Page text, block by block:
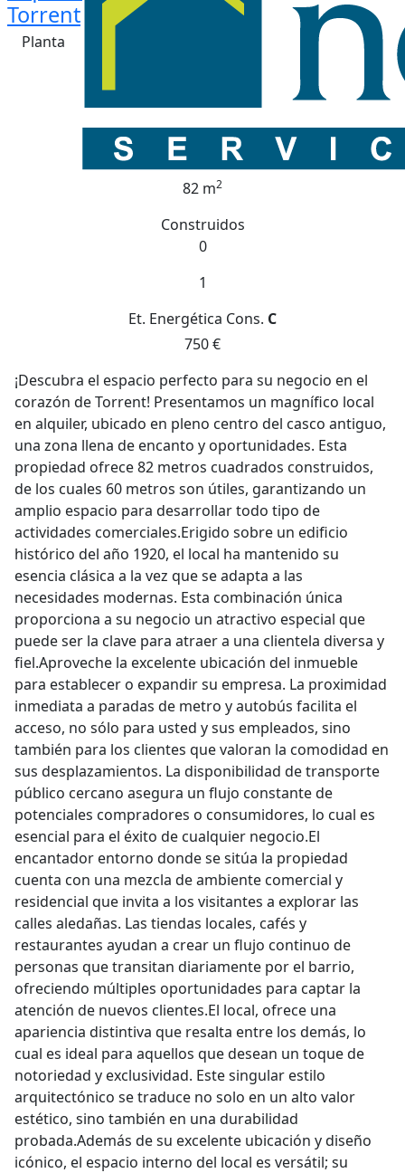
Torrent
Planta
82 m2
Construidos
0
1
Et. Energética Cons. C
750 €
¡Descubra el espacio perfecto para su negocio en el
corazón de Torrent! Presentamos un magnífico local
en alquiler, ubicado en pleno centro del casco antiguo,
una zona llena de encanto y oportunidades. Esta
propiedad ofrece 82 metros cuadrados construidos,
de los cuales 60 metros son útiles, garantizando un
amplio espacio para desarrollar todo tipo de
actividades comerciales.Erigido sobre un edificio
histórico del año 1920, el local ha mantenido su
esencia clásica a la vez que se adapta a las
necesidades modernas. Esta combinación única
proporciona a su negocio un atractivo especial que
puede ser la clave para atraer a una clientela diversa y
fiel.Aproveche la excelente ubicación del inmueble
para establecer o expandir su empresa. La proximidad
inmediata a paradas de metro y autobús facilita el
acceso, no sólo para usted y sus empleados, sino
también para los clientes que valoran la comodidad en
sus desplazamientos. La disponibilidad de transporte
público cercano asegura un flujo constante de
potenciales compradores o consumidores, lo cual es
esencial para el éxito de cualquier negocio.El
encantador entorno donde se sitúa la propiedad
cuenta con una mezcla de ambiente comercial y
residencial que invita a los visitantes a explorar las
calles aledañas. Las tiendas locales, cafés y
restaurantes ayudan a crear un flujo continuo de
personas que transitan diariamente por el barrio,
ofreciendo múltiples oportunidades para captar la
atención de nuevos clientes.El local, ofrece una
apariencia distintiva que resalta entre los demás, lo
cual es ideal para aquellos que desean un toque de
notoriedad y exclusividad. Este singular estilo
arquitectónico se traduce no solo en un alto valor
estético, sino también en una durabilidad
probada.Además de su excelente ubicación y diseño
icónico, el espacio interno del local es versátil; su